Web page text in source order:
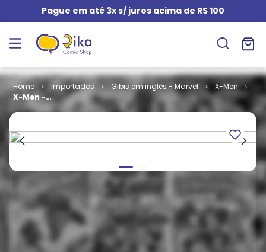
Pague em até 3x s/ juros acima de R$ 100
Importados Gibis em inglês - Marvel
X-Men
X-Men -
Volume 1 # 56